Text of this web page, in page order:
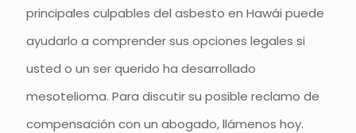
principales culpables del asbesto en Hawái puede
ayudarlo a comprender sus opciones legales si
usted o un ser querido ha desarrollado
mesotelioma. Para discutir su posible reclamo de
compensación con un abogado, llámenos hoy.